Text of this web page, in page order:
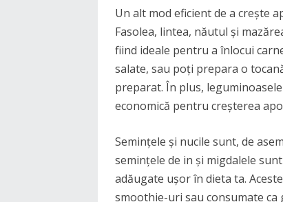
Un alt mod eficient de a crește
Fasolea, lintea, năutul și
fiind ideale pentru a înlocui
salate, sau poți prepara o
preparat. În plus,
economică pentru creșterea
Semințele și nucile sunt, de
semințele de in și migdalele
adăugate ușor în dieta ta.
smoothie-uri sau consumate ca